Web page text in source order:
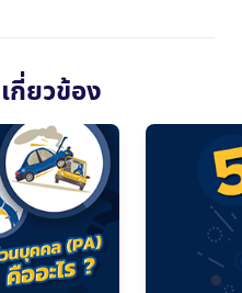
กี่ยวข้อง